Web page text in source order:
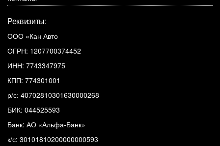
Реквизиты:
ООО «Кан Авто
ОГРН: 1207700374452
ИНН: 7743347975
КПП: 774301001
р/с: 40702810301630000268
БИК: 044525593
Банк: АО «Альфа-Банк»
к/с: 30101810200000000593